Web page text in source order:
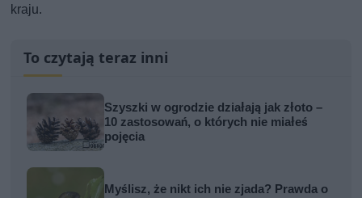
kraju.
To czytają teraz inni
Szyszki w ogrodzie działają jak złoto –
10 zastosowań, o których nie miałeś
pojęcia
Myślisz, że nikt ich nie zjada? Prawda o